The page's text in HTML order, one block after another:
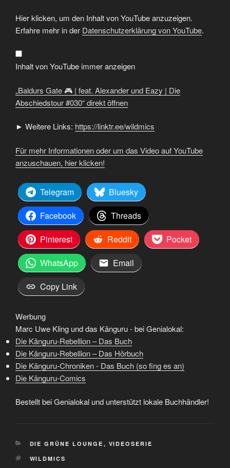
„Baldurs
Gate
🎮
|
Alexander
und
Eazy
|
Abschiedstour
#030“
von
YouTube
Hier klicken, um den Inhalt von YouTube anzuzeigen.
Erfahre mehr in der Datenschutzerklärung von YouTube.
Inhalt von YouTube immer anzeigen
„Baldurs Gate 🎮 | feat. Alexander und Eazy | Die
Abschiedstour #030“ direkt öffnen
► Weitere Links: https://linktr.ee/wildmics
Für mehr Informationen oder um das Video auf YouTube
anzuschauen, hier klicken!
Telegram
Bluesky
Facebook
Threads
Pinterest
Reddit
Pocket
WhatsApp
Email
Copy Link
Werbung
Marc Uwe Kling und das Känguru - bei Genialokal:
Die Känguru-Rebellion – Das Buch
Die Känguru-Rebellion – Das Hörbuch
Die Känguru-Chroniken - Das Buch (so fing es an)
Die Känguru-Comics
Bestellt bei Genialokal und unterstützt lokale Buchhändler!
KATEGORIEN
DIE GRÜNE LOUNGE , VIDEOSERIE
SCHLAGWÖRTER
WILDMICS